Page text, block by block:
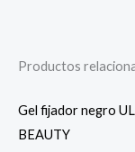
Productos
Gel fijador negro
BEAUTY